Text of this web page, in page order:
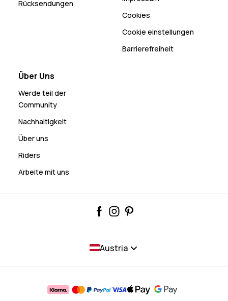
Rücksendungen
Cookies
Cookie einstellungen
Barrierefreiheit
Über Uns
Werde teil der
Community
Nachhaltigkeit
Über uns
Riders
Arbeite mit uns
Austria